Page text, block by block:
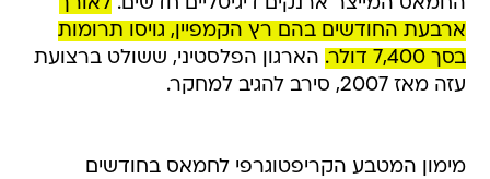
ארבעת החודשים בהם רץ הקמפיין, גויסו תרומות
בסך 7,400 דולר.
הארגון הפלסטיני, ששולט ברצועת
עזה מאז 2007, סירב להגיב למחקר.
מימון המטבע הקריפטוגרפי לחמאס בחודשים